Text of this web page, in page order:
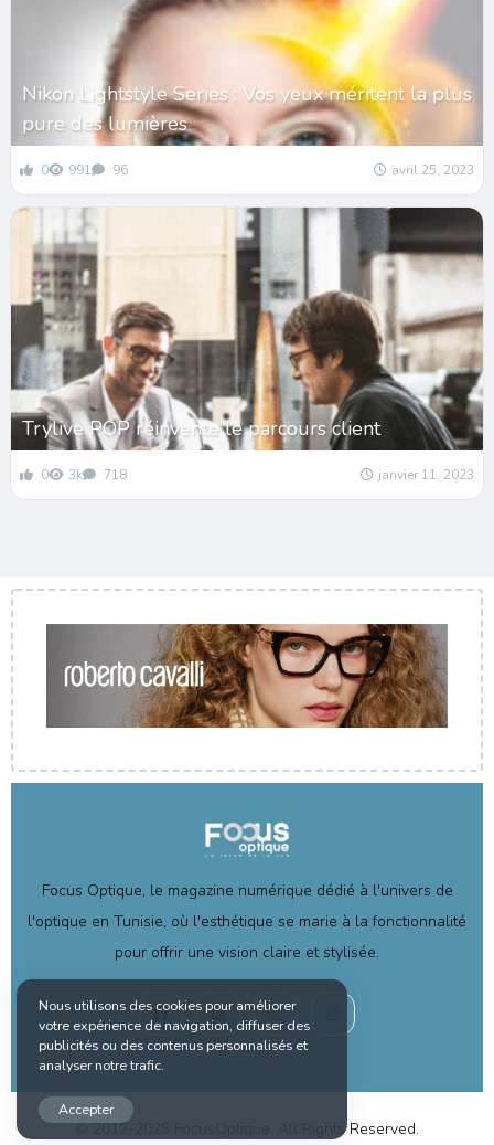
Nikon Lightstyle Series : Vos yeux méritent la plus
pure des lumières
0 991 96 avril 25, 2023
Trylive POP réinvente le parcours client
0 3k 718 janvier 11, 2023
Focus Optique, le magazine numérique dédié à l'univers de
l'optique en Tunisie, où l'esthétique se marie à la fonctionnalité
pour offrir une vision claire et stylisée.
© 2012-2025 FocusOptique. All Rights Reserved.
Nous utilisons des cookies pour améliorer
votre expérience de navigation, diffuser des
publicités ou des contenus personnalisés et
analyser notre trafic.
Accepter